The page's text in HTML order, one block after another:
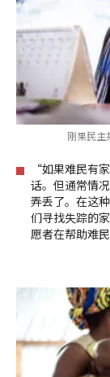
刚果民主
“如果难民有
话。但通常情
弄丢了。在这
们寻找失踪的
愿者在帮助难